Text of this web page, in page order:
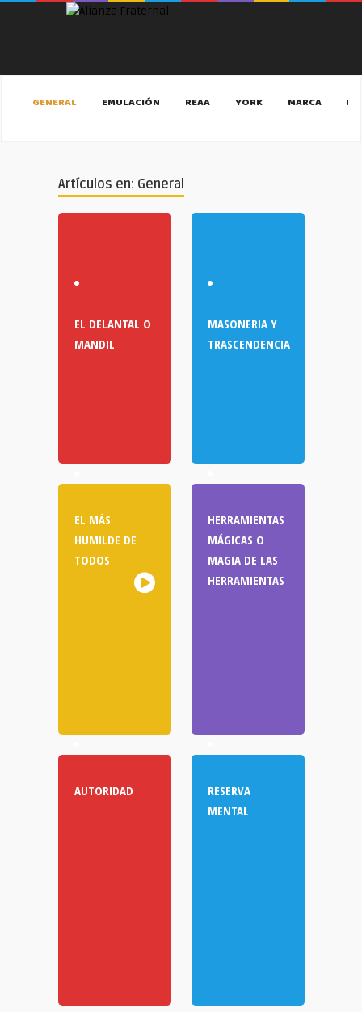
GENERAL EMULACIÓN REAA YORK MARCA
Artículos en: General
EL DELANTAL O
MANDIL
MASONERIA Y
TRASCENDENCIA
EL MÁS
HUMILDE DE
TODOS
HERRAMIENTAS
MÁGICAS O
MAGIA DE LAS
HERRAMIENTAS
AUTORIDAD
RESERVA
MENTAL